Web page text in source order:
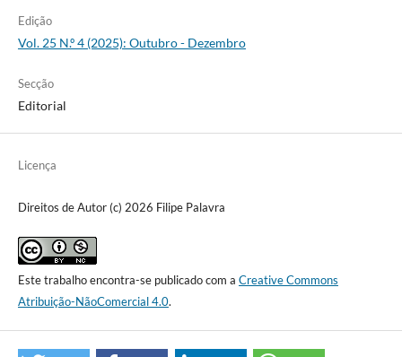
Edição
Vol. 25 N.º 4 (2025): Outubro - Dezembro
Secção
Editorial
Licença
Direitos de Autor (c) 2026 Filipe Palavra
Este trabalho encontra-se publicado com a Creative Commons
Atribuição-NãoComercial 4.0.